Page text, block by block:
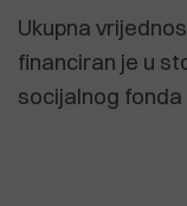
Ukupna
financiran je u
socijalnog fonda